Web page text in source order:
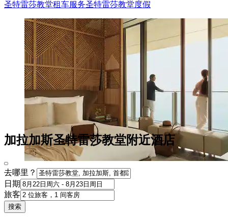
圣特雷莎教堂租车服务圣特雷莎教堂度假
加拉加斯圣特雷莎教堂附近酒店
去哪里？
日期
旅客
搜索